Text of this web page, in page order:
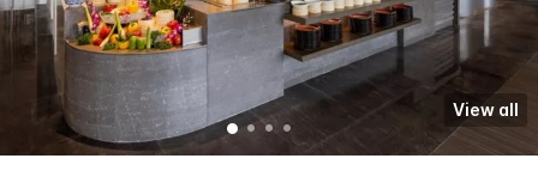
View all